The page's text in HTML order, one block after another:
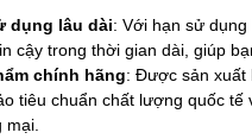
dụng lâu dài: Với hạn sử
cậy trong thời gian dài, giúp
chính hãng: Được sản xuất
tiêu chuẩn chất lượng quốc
mại.